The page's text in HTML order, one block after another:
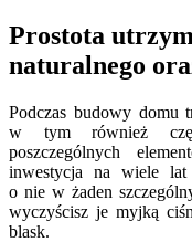
Prostota
naturalnego
Podczas budowy domu
w tym również
poszczególnych
inwestycja na wiele
o nie w żaden
wyczyścisz je myjką
blask.